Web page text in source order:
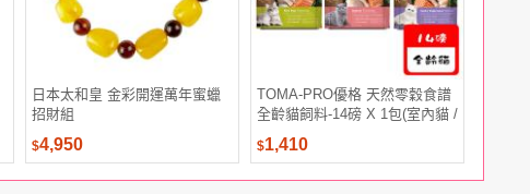
日本太和皇 金彩開運萬年蜜蠟
招財組
$4,950
TOMA-PRO優格 天然零穀食譜
全齡貓飼料-14磅 X 1包(室內貓 /
鮭魚 / 五種魚)
$1,410